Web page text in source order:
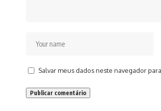
Salvar meus dados neste navegador